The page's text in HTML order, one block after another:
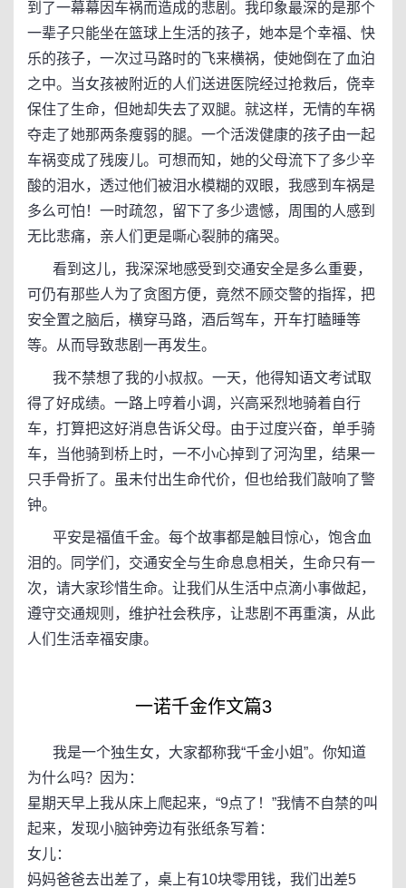
到了一幕幕因车祸而造成的悲剧。我印象最深的是那个
一辈子只能坐在篮球上生活的孩子，她本是个幸福、快
乐的孩子，一次过马路时的飞来横祸，使她倒在了血泊
之中。当女孩被附近的人们送进医院经过抢救后，侥幸
保住了生命，但她却失去了双腿。就这样，无情的车祸
夺走了她那两条瘦弱的腿。一个活泼健康的孩子由一起
车祸变成了残废儿。可想而知，她的父母流下了多少辛
酸的泪水，透过他们被泪水模糊的双眼，我感到车祸是
多么可怕！一时疏忽，留下了多少遗憾，周围的人感到
无比悲痛，亲人们更是嘶心裂肺的痛哭。
看到这儿，我深深地感受到交通安全是多么重要，
可仍有那些人为了贪图方便，竟然不顾交警的指挥，把
安全置之脑后，横穿马路，酒后驾车，开车打瞌睡等
等。从而导致悲剧一再发生。
我不禁想了我的小叔叔。一天，他得知语文考试取
得了好成绩。一路上哼着小调，兴高采烈地骑着自行
车，打算把这好消息告诉父母。由于过度兴奋，单手骑
车，当他骑到桥上时，一不小心掉到了河沟里，结果一
只手骨折了。虽未付出生命代价，但也给我们敲响了警
钟。
平安是福值千金。每个故事都是触目惊心，饱含血
泪的。同学们，交通安全与生命息息相关，生命只有一
次，请大家珍惜生命。让我们从生活中点滴小事做起，
遵守交通规则，维护社会秩序，让悲剧不再重演，从此
人们生活幸福安康。
一诺千金作文篇3
我是一个独生女，大家都称我“千金小姐”。你知道
为什么吗？因为：
星期天早上我从床上爬起来，“9点了！”我情不自禁的叫
起来，发现小脑钟旁边有张纸条写着：
女儿：
妈妈爸爸去出差了，桌上有10块零用钱，我们出差5